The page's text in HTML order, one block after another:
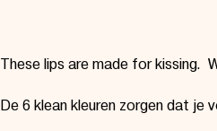
These lips are made for kissing.
De 6 klean kleuren zorgen dat je